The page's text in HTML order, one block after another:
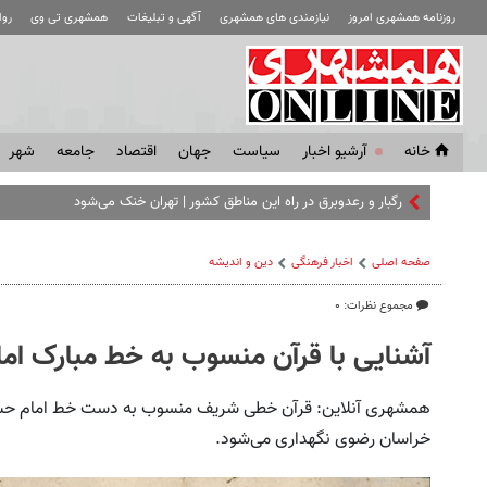
روزنامه همشهری امروز نیازمندی های همشهری آگهی و تبلیغات همشهری تی وی
خانه آرشیو اخبار سياست جهان اقتصاد جامعه شهر
رگبار و رعدوبرق در راه این مناطق کشور | تهران خنک می‌شود
صفحه اصلی اخبار فرهنگی دین و اندیشه
مجموع نظرات: ۰
آشنایی با قرآن منسوب به خط مبارک
همشهری آنلاین: قرآن خطی شریف منسوب به دست خط امام
خراسان رضوی نگهداری می‌شود.